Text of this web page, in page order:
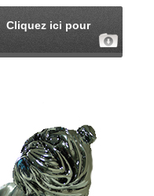
Cliquez ici pour